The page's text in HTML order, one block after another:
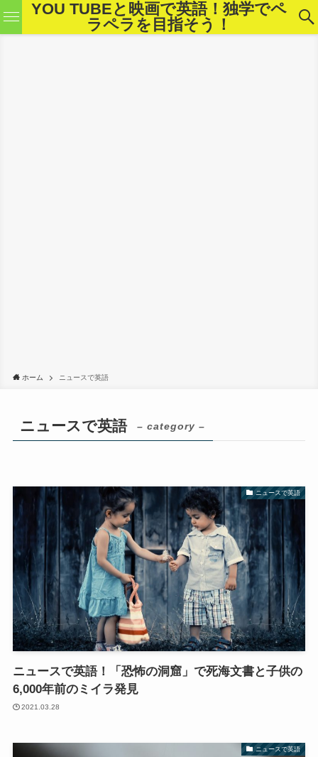
YOU TUBEと映画で英語！独学でペ
ラペラを目指そう！
ホーム ニュースで英語
ニュースで英語 – category –
ニュースで英語
ニュースで英語！「恐怖の洞窟」で死海文書と子供の
6,000年前のミイラ発見
2021.03.28
ニュースで英語